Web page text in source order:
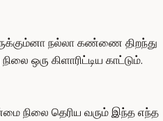
நல்லா கண்ணை திறந்து
ஒரு கிளாரிட்டிய காட்டும்.
நிலை தெரிய வரும் இந்த எந்த